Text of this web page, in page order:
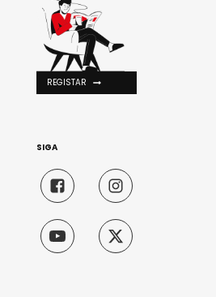
REGISTAR
SIGA